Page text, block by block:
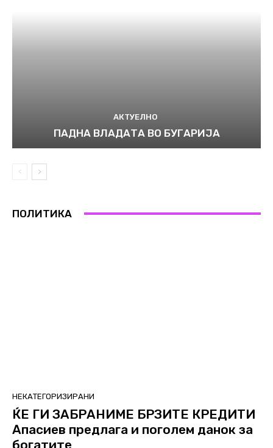
АКТУЕЛНО
ПАДНА ВЛАДАТА ВО БУГАРИЈА
ПОЛИТИКА
НЕКАТЕГОРИЗИРАНИ
ЌЕ ГИ ЗАБРАНИМЕ БРЗИТЕ КРЕДИТИ
Апасиев предлага и поголем данок за
богатите